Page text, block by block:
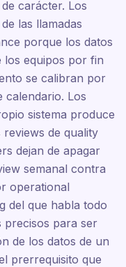
carácter. Los
las llamadas
porque los datos
los equipos por fin
se calibran por
calendario. Los
sistema produce
de quality
dejan de apagar
semanal contra
operational
del que habla todo
precisos para ser
de los datos de un
prerrequisito que